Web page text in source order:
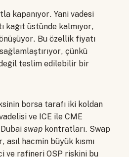
kapanıyor. Yani vadesi
kağıt üstünde kalmıyor,
Bu özellik fiyatı
çünkü
teslim edilebilir bir
borsa tarafı iki koldan
ve ICE ile CME
swap kontratları. Swap
asıl hacmin büyük kısmı
ve rafineri OSP riskini bu